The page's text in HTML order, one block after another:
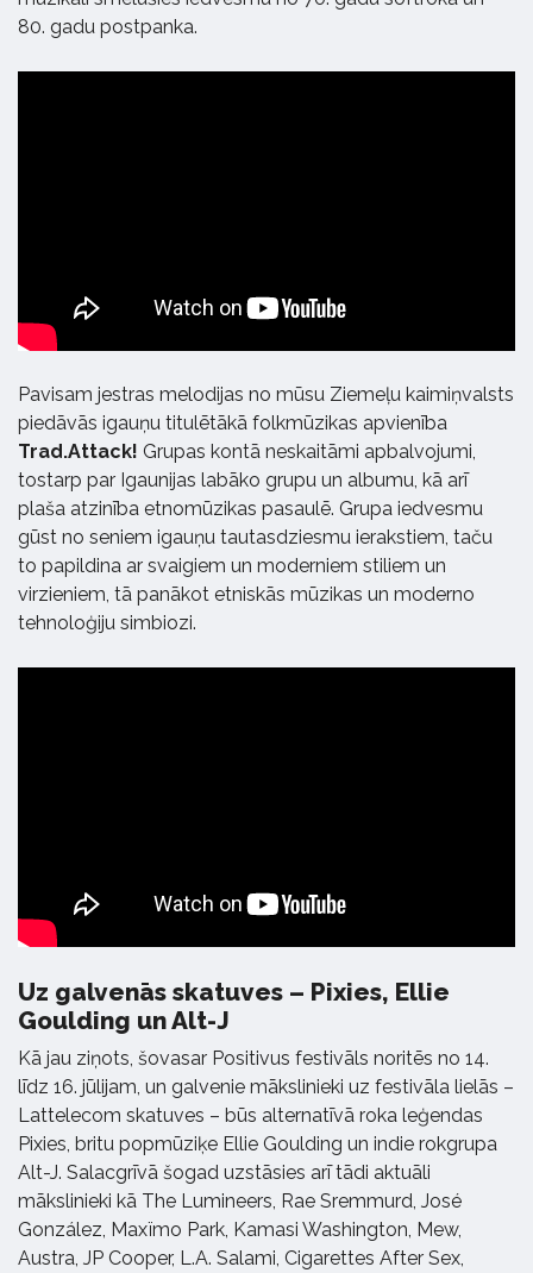
80. gadu postpanka.
Pavisam jestras melodijas no mūsu Ziemeļu kaimiņvalsts
piedāvās igauņu titulētākā folkmūzikas apvienība
Trad.Attack! Grupas kontā neskaitāmi apbalvojumi,
tostarp par Igaunijas labāko grupu un albumu, kā arī
plaša atzinība etnomūzikas pasaulē. Grupa iedvesmu
gūst no seniem igauņu tautasdziesmu ierakstiem, taču
to papildina ar svaigiem un moderniem stiliem un
virzieniem, tā panākot etniskās mūzikas un moderno
tehnoloģiju simbiozi.
Uz galvenās skatuves – Pixies, Ellie
Goulding un Alt-J
Kā jau ziņots, šovasar Positivus festivāls noritēs no 14.
līdz 16. jūlijam, un galvenie mākslinieki uz festivāla lielās –
Lattelecom skatuves – būs alternatīvā roka leģendas
Pixies, britu popmūziķe Ellie Goulding un indie rokgrupa
Alt-J. Salacgrīvā šogad uzstāsies arī tādi aktuāli
mākslinieki kā The Lumineers, Rae Sremmurd, José
González, Maxïmo Park, Kamasi Washington, Mew,
Austra, JP Cooper, L.A. Salami, Cigarettes After Sex,